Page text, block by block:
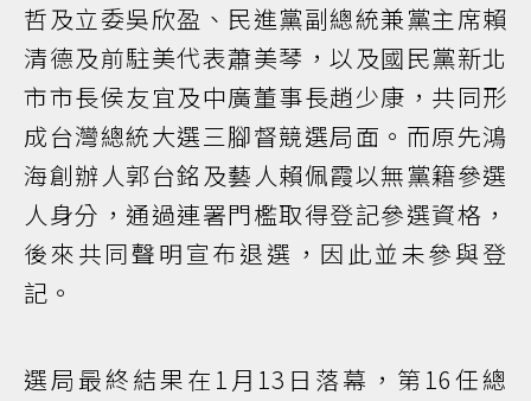
哲及立委吳欣盈、民進黨副總統兼黨主席賴
清德及前駐美代表蕭美琴，以及國民黨新北
市市長侯友宜及中廣董事長趙少康，共同形
成台灣總統大選三腳督競選局面。而原先鴻
海創辦人郭台銘及藝人賴佩霞以無黨籍參選
人身分，通過連署門檻取得登記參選資格，
後來共同聲明宣布退選，因此並未參與登
記。
選局最終結果在1月13日落幕，第16任總